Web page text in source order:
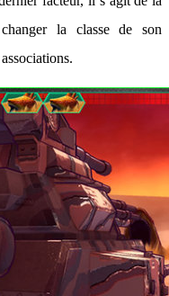
la classe de son